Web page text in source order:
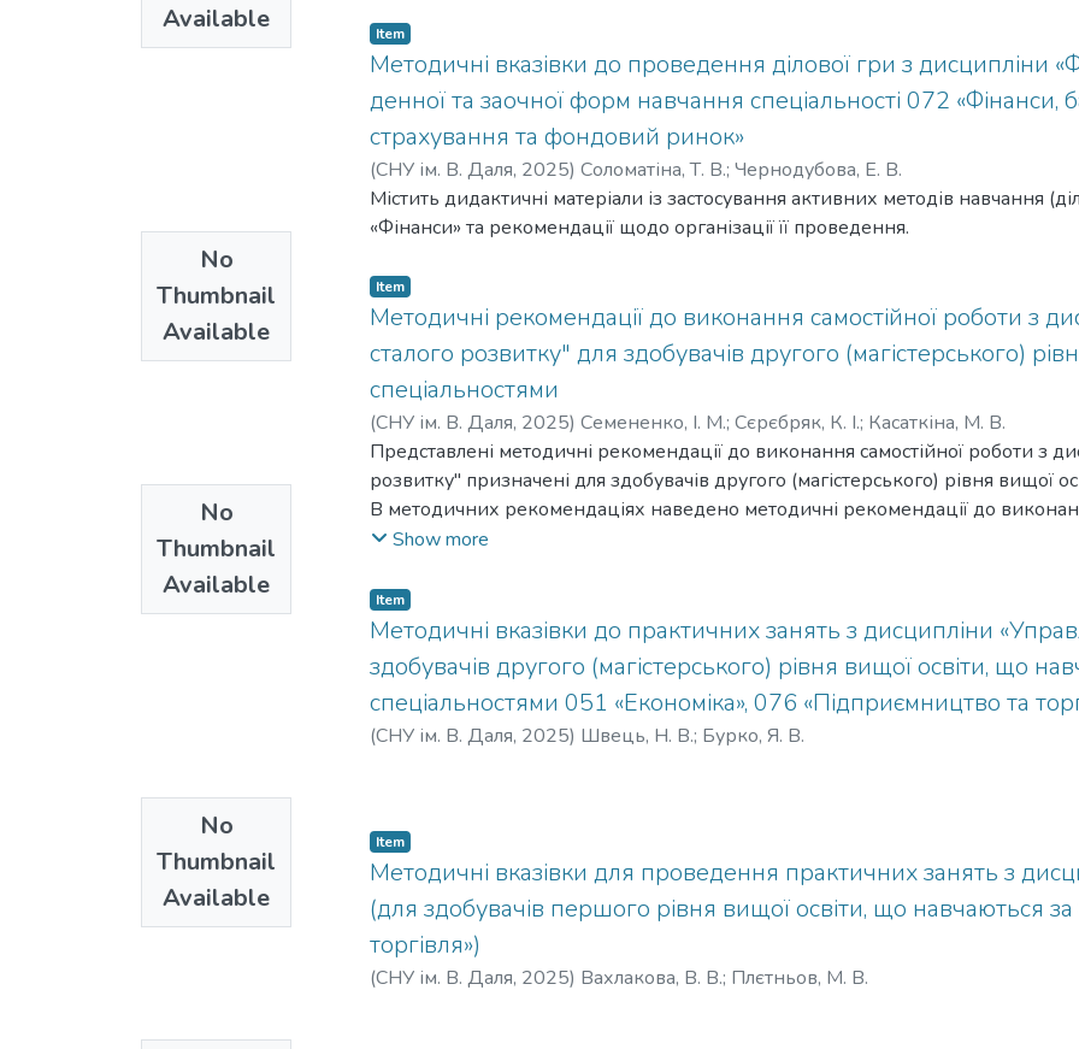
Available
No
Thumbnail
Available
Item
Методичні вказівки до проведення ділової гри з дисципліни
денної та заочної форм навчання спеціальності 072 «Фінанси,
страхування та фондовий ринок»
(СНУ ім. В. Даля, 2025) Соломатіна, Т. В.; Чернодубова, Е. В.
Містить дидактичні матеріали із застосування активних методів навчання
«Фінанси» та рекомендації щодо організації її проведення.
No
Thumbnail
Available
Item
Методичні рекомендації до виконання самостійної роботи з
сталого розвитку" для здобувачів другого (магістерського)
спеціальностями
(СНУ ім. В. Даля, 2025) Семененко, І. М.; Сєрєбряк, К. І.; Касаткіна, М. В.
Представлені методичні рекомендації до виконання самостійної роботи з
розвитку" призначені для здобувачів другого (магістерського) рівня вищої
В методичних рекомендаціях наведено методичні рекомендації до
дисципліни "Економіка сталого розвитку", приклади виконання завдань та
Show more
No
Thumbnail
Available
Item
Методичні вказівки до практичних занять з дисципліни
здобувачів другого (магістерського) рівня вищої освіти, що
спеціальностями 051 «Економіка», 076 «Підприємництво та
(СНУ ім. В. Даля, 2025) Швець, Н. В.; Бурко, Я. В.
Item
Методичні вказівки для проведення практичних занять з
(для здобувачів першого рівня вищої освіти, що навчаються
торгівля»)
(СНУ ім. В. Даля, 2025) Вахлакова, В. В.; Плєтньов, М. В.